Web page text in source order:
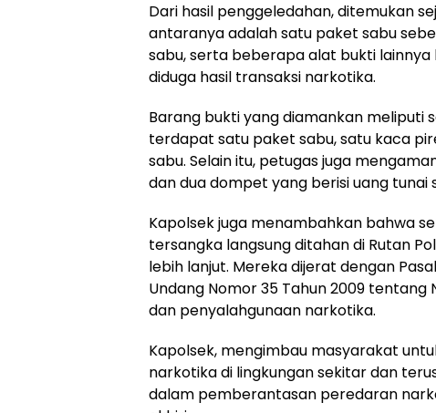
Dari hasil penggeledahan, ditemukan
antaranya adalah satu paket sabu
sabu, serta beberapa alat bukti
diduga hasil transaksi narkotika.
Barang bukti yang diamankan meliputi
terdapat satu paket sabu, satu kaca
sabu. Selain itu, petugas juga
dan dua dompet yang berisi uang tunai
Kapolsek juga menambahkan bahwa
tersangka langsung ditahan di Rutan
lebih lanjut. Mereka dijerat dengan
Undang Nomor 35 Tahun 2009
dan penyalahgunaan narkotika.
Kapolsek, mengimbau masyarakat
narkotika di lingkungan sekitar dan
dalam pemberantasan peredaran